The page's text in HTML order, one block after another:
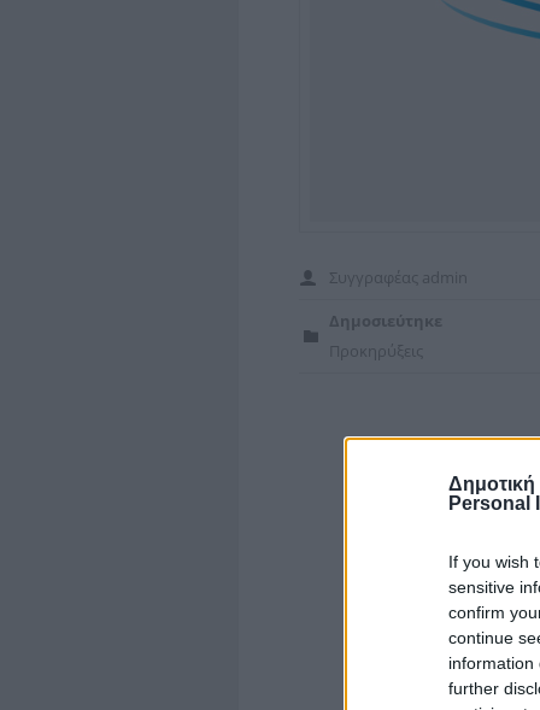
Personal
If you wish
sensitive
confirm
continue
information
further
Συγγραφέας admin
Δημοσιεύτηκε
Προκηρύξεις